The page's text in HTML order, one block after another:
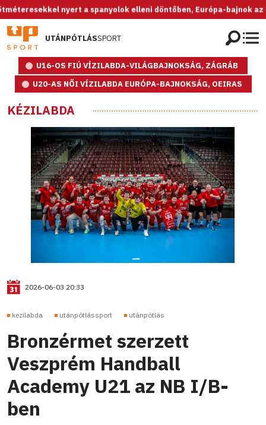
nyert a spanyolok elleni döntőben, Európa-bajnok az U20-as
UTÁNPÓTLÁSSPORT
U16-OS FIÚ VÍZILABDA-VILÁGBAJNOKSÁG, ZÁGRÁB
U20-AS NŐI VÍZILABDA EURÓPA-BAJNOKSÁG, OEIRAS
KÉZILABDA
2026-06-03 20:33
kezilabda utánpótlássport utánpótlás
Bronzérmet szerzett
Veszprém Handball
Academy U21 az NB I/B-
ben